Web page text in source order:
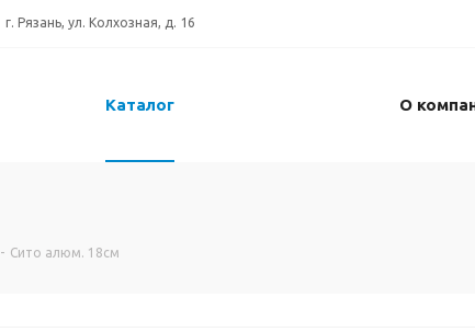
г. Рязань, ул. Колхозная, д. 16
Каталог О
- Сито алюм. 18см